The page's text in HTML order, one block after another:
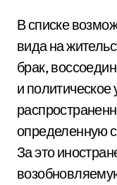
В списке
вида на
брак,
и
определенную
За это